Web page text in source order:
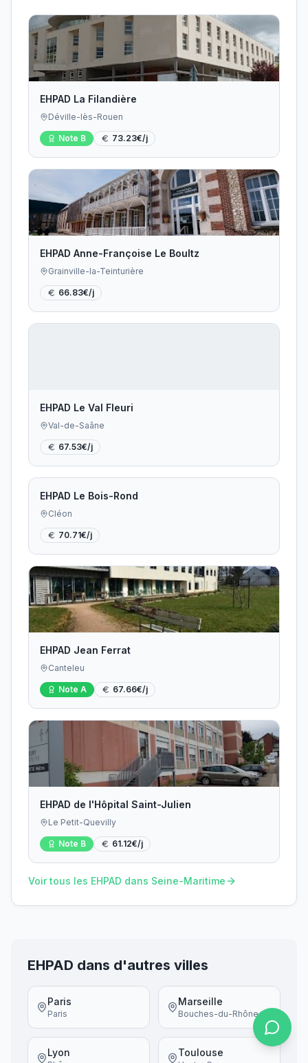
EHPAD La Filandière
Déville-lès-Rouen
Note B 73.23€/j
EHPAD Anne-Françoise Le Boultz
Grainville-la-Teinturière
66.83€/j
EHPAD Le Val Fleuri
Val-de-Saâne
67.53€/j
EHPAD Le Bois-Rond
Cléon
70.71€/j
EHPAD Jean Ferrat
Canteleu
Note A 67.66€/j
EHPAD de l'Hôpital Saint-Julien
Le Petit-Quevilly
Note B 61.12€/j
Voir tous les EHPAD dans Seine-Maritime
EHPAD dans d'autres villes
Paris
Paris
Marseille
Bouches-du-Rhône
Lyon Toulouse